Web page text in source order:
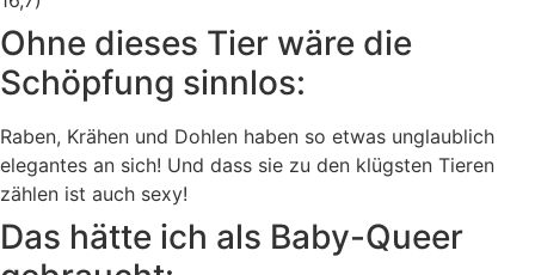
Ohne dieses Tier wäre die
Schöpfung sinnlos:
Raben, Krähen und Dohlen haben so etwas unglaublich
elegantes an sich! Und dass sie zu den klügsten Tieren
zählen ist auch sexy!
Das hätte ich als Baby-Queer